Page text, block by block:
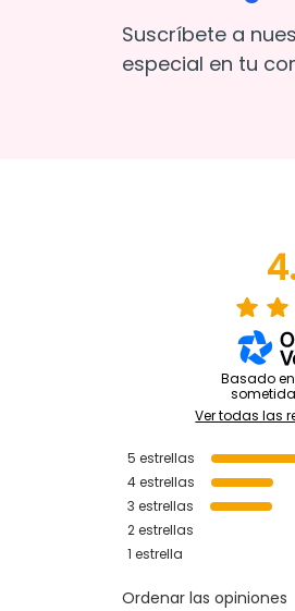
Suscríbete a
especial en tu
Basado en
Ver todas las
5 estrellas
4estrellas
3 estrellas
2estrellas
1 estrella
Ordenar las opiniones